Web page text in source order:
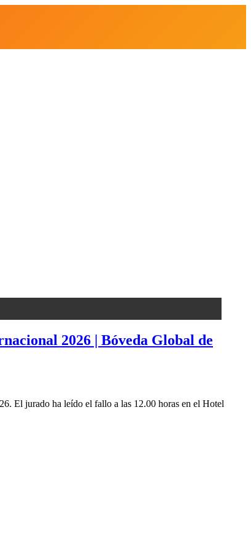
2026 | Bóveda Global de
El jurado ha leído el fallo a las 12.00 horas en el Hotel